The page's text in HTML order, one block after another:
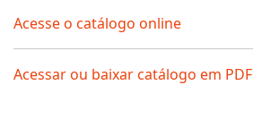
Acesse o catálogo online
Acessar ou baixar catálogo em PDF